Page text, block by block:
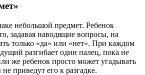
небольшой предмет. Ребенок
задавая наводящие вопросы, на
только «да» или «нет». При каждом
разгибает один палец, пока не
же ребенок просто может угадывать
приведут его к разгадке.